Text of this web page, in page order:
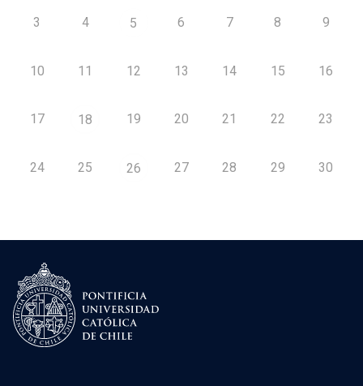
3 4 5 6 7 8 9
10 11 12 13 14 15 16
17 18 19 20 21 22 23
24 25 26 27 28 29 30